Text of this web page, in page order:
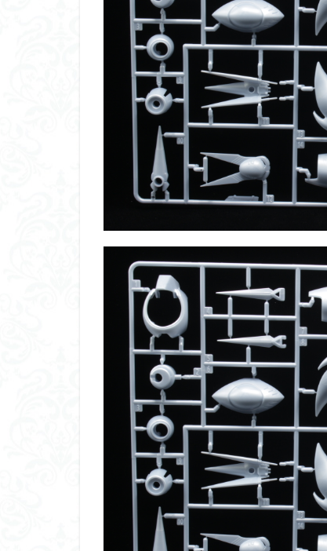
平成ザクジ
平成ザクジ
横浜ガンダム
素組レビュー
蒼穹のファ
鉄血のオル
魔装機神